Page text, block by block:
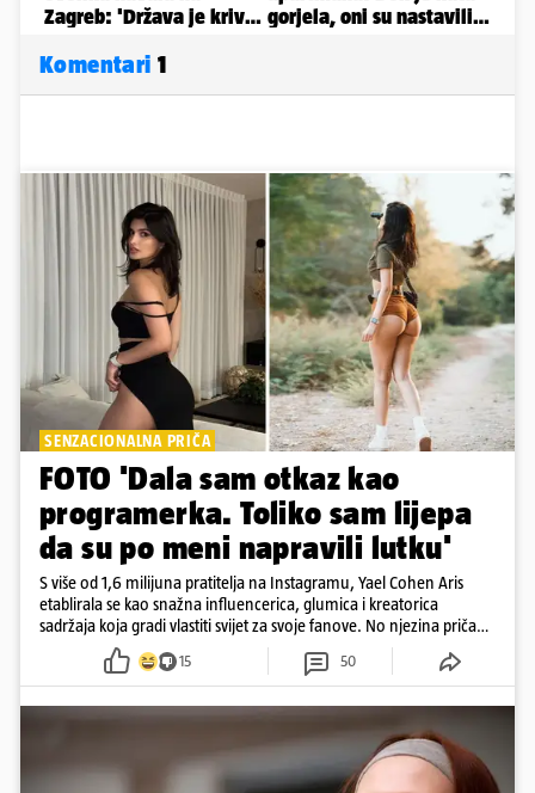
Komentari 1
SENZACIONALNA PRIČA
FOTO 'Dala sam otkaz kao
programerka. Toliko sam lijepa
da su po meni napravili lutku'
S više od 1,6 milijuna pratitelja na Instagramu, Yael Cohen Aris
etablirala se kao snažna influencerica, glumica i kreatorica
sadržaja koja gradi vlastiti svijet za svoje fanove. No njezina priča
pokazuje da online slava dolazi i s neočekivanim izazovima
15 50